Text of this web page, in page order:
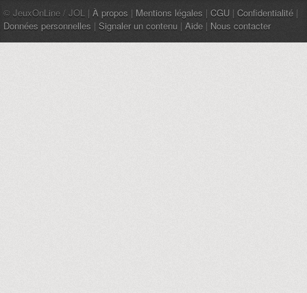
© JeuxOnLine / JOL | À propos | Mentions légales | CGU | Confidentialité |
Données personnelles | Signaler un contenu | Aide | Nous contacter